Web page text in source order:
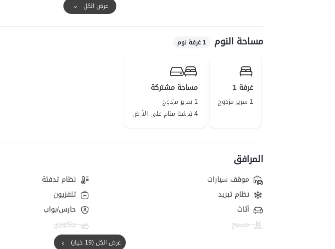
تعتبر مناطق بالانغداره، سد لافور، والشلالات السبعة جزءًا من المناطق السياحية في هذه المنطقة.
عرض الكل
مساحة النوم 1 غرفة نوم
غرفة 1
1 سرير مزدوج
مساحة مشتركة
1 سرير مزدوج
4 فرشة منام على الأرض
المرافق
موقف سيارات
نظام تدفئة
نظام تبريد
تلفزيون
أثاث
حارس/بواب
مسبح
جاكوزي
عرض الكل (19 خيار)